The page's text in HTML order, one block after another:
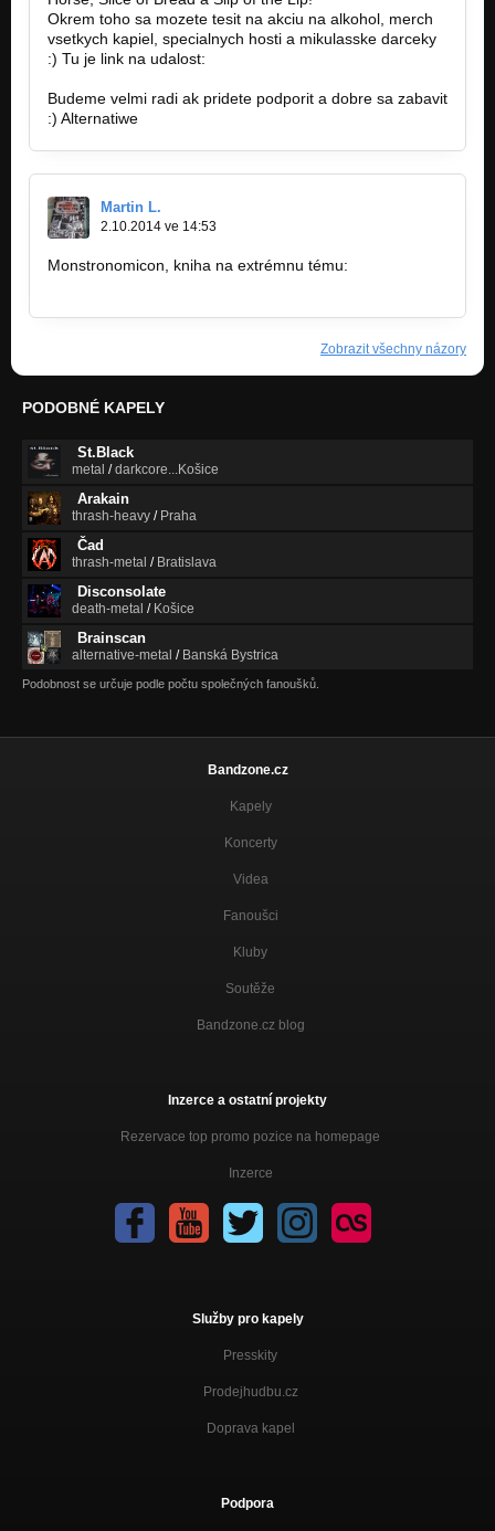
Okrem toho sa mozete tesit na akciu na alkohol, merch
vsetkych kapiel, specialnych hosti a mikulasske darceky
:) Tu je link na udalost:
Budeme velmi radi ak pridete podporit a dobre sa zabavit
:) Alternatiwe
Martin L.
2.10.2014 ve 14:53
Monstronomicon, kniha na extrémnu tému:
Zobrazit všechny názory
PODOBNÉ KAPELY
St.Black
metal /darkcore...Košice
Arakain
thrash-heavy / Praha
Čad
thrash-metal / Bratislava
Disconsolate
death-metal / Košice
Brainscan
alternative-metal / Banská Bystrica
Podobnost se určuje podle počtu společných fanoušků.
Bandzone.cz
Kapely
Koncerty
Videa
Fanoušci
Kluby
Soutěže
Bandzone.cz blog
Inzerce a ostatní projekty
Rezervace top promo pozice na homepage
Inzerce
Služby pro kapely
Presskity
Prodejhudbu.cz
Doprava kapel
Podpora